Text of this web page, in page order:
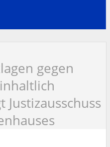
gegen
Justizausschuss